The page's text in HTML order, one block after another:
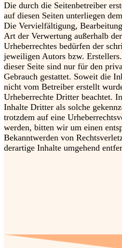
Die durch die Seitenbetreiber
auf diesen Seiten unterliegen
Die Vervielfältigung,
Art der Verwertung außerhalb
Urheberrechtes bedürfen der
jeweiligen Autors bzw.
dieser Seite sind nur für den
Gebrauch gestattet. Soweit die
nicht vom Betreiber erstellt
Urheberrechte Dritter beachtet.
Inhalte Dritter als solche
trotzdem auf eine
werden, bitten wir um einen
Bekanntwerden von
derartige Inhalte umgehend